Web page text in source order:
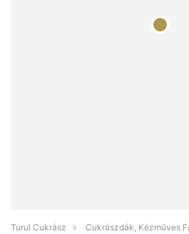
Turul Cukrász
Cukrászdák, Kézműves